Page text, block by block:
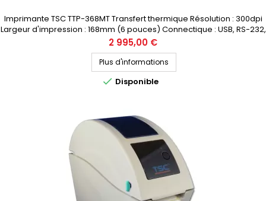
Imprimante TSC TTP-368MT Transfert thermique Résolution : 300dpi
Largeur d'impression : 168mm (6 pouces) Connectique : USB, RS-232,
Parallèle, Ethernet Prix public (avant remise) : 2995€ HT Demandez
votre devis personnalisé
Prix
2 995,00 €
Plus d'informations
 Disponible